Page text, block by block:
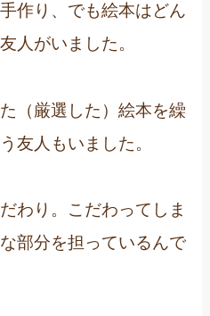
作り、でも絵本はどん
人がいました。
（厳選した）絵本を繰
友人もいました。
わり。こだわってしま
部分を担っているんで